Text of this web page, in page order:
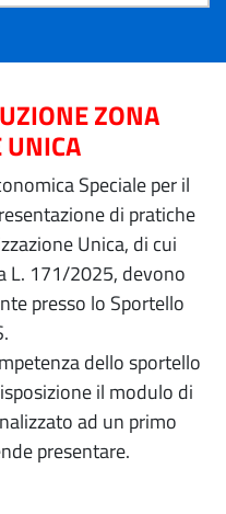
ZONA
UNICA
Speciale per il
di pratiche
Unica, di cui
L. 171/2025, devono
presso lo Sportello
dello sportello
il modulo di
ad un primo
presentare.